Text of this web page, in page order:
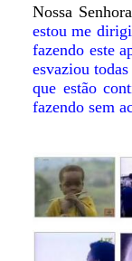
Nossa
estou me
fazendo este
esvaziou
que estão
fazendo sem